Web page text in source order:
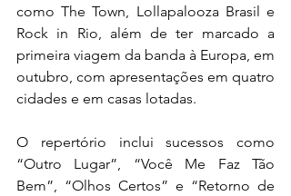
como The Town, Lollapalooza Brasil e
Rock in Rio, além de ter marcado a
primeira viagem da banda à Europa, em
outubro, com apresentações em quatro
cidades e em casas lotadas.
O repertório inclui sucessos como
“Outro Lugar”, “Você Me Faz Tão
Bem”, “Olhos Certos” e “Retorno de